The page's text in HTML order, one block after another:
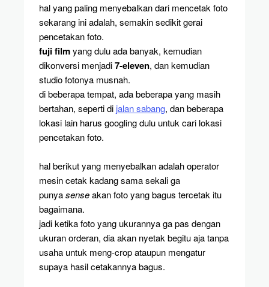
hal yang paling menyebalkan dari mencetak foto
sekarang ini adalah, semakin sedikit gerai
pencetakan foto.
fuji filmyang dulu ada banyak, kemudian
dikonversi menjadi7-eleven, dan kemudian
studio fotonya musnah.
di beberapa tempat, ada beberapa yang masih
bertahan, seperti di jalan sabang, dan beberapa
lokasi lain harus googling dulu untuk cari lokasi
pencetakan foto.
hal berikut yang menyebalkan adalah operator
mesin cetak kadang sama sekali ga
punyasenseakan foto yang bagus tercetak itu
bagaimana.
jadi ketika foto yang ukurannya ga pas dengan
ukuran orderan, dia akan nyetak begitu aja tanpa
usaha untuk meng-crop ataupun mengatur
supaya hasil cetakannya bagus.